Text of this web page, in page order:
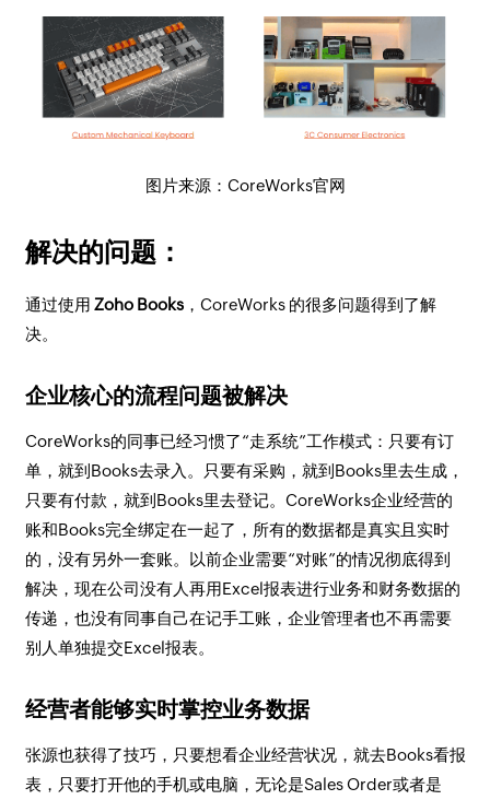
图片来源：CoreWorks官网
解决的问题：
通过使用 Zoho Books，CoreWorks 的很多问题得到了解
决。
企业核心的流程问题被解决
CoreWorks的同事已经习惯了“走系统”工作模式：只要有订
单，就到Books去录入。只要有采购，就到Books里去生成，
只要有付款，就到Books里去登记。CoreWorks企业经营的
账和Books完全绑定在一起了，所有的数据都是真实且实时
的，没有另外一套账。以前企业需要“对账”的情况彻底得到
解决，现在公司没有人再用Excel报表进行业务和财务数据的
传递，也没有同事自己在记手工账，企业管理者也不再需要
别人单独提交Excel报表。
经营者能够实时掌控业务数据
张源也获得了技巧，只要想看企业经营状况，就去Books看报
表，只要打开他的手机或电脑，无论是Sales Order或者是